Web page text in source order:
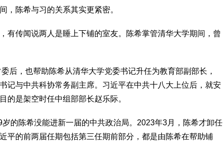
，陈希与习的关系其实更紧密。
有传闻说两人是睡上下铺的室友。陈希掌管清华大学期间，曾
后，也帮助陈希从清华大学党委书记升任为教育部副部长，
记与中共科协常务副主席。习近平在中共十八大上位后，就安
的是架空时任中组部部长赵乐际。
的陈希没能进新一届的中共政治局。2023年3月，陈希才卸任
平的前两届任期包括第三任期前部分，都是由陈希在帮助铺